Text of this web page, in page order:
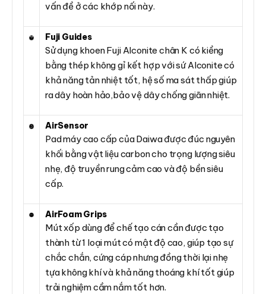
vấn đề ở các khớp nối này.
Fuji Guides
Sử dụng khoen Fuji Alconite chân K có kiềng
bằng thép không gỉ kết hợp với sứ Alconite có
khả năng tản nhiệt tốt, hệ số ma sát thấp giúp
ra dây hoàn hảo,bảo vệ dây chống giãn nhiệt.
AirSensor
Pad máy cao cấp của Daiwa được đúc nguyên
khối bằng vật liệu carbon cho trọng lượng siêu
nhẹ, độ truyền rung cảm cao và độ bền siêu
cấp.
AirFoam Grips
Mút xốp dùng để chế tạo cán cần được tạo
thành từ 1 loại mút có mật độ cao, giúp tạo sự
chắc chắn, cứng cáp nhưng đồng thời lại nhẹ
tựa không khí và khả năng thoáng khí tốt giúp
trải nghiệm cầm nắm tốt hơn.